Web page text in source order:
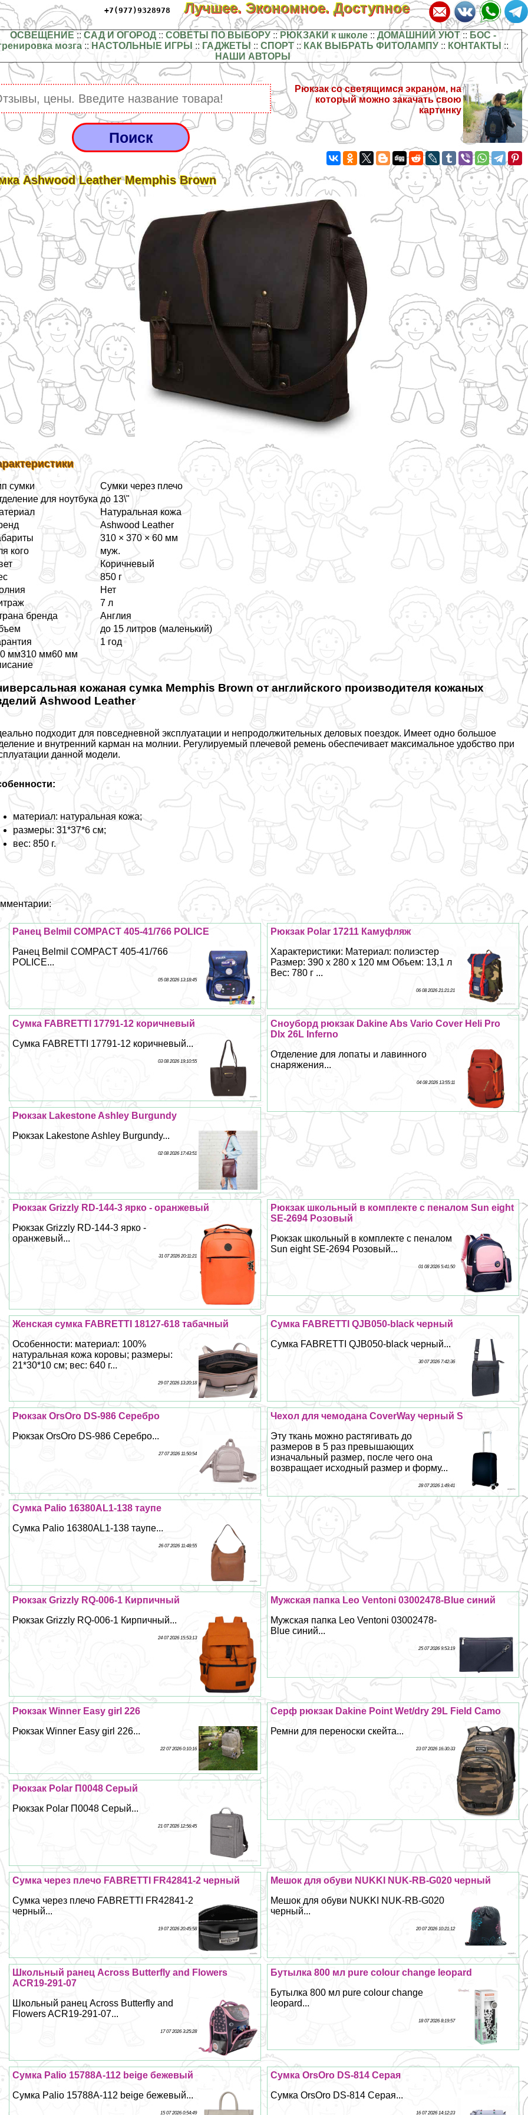
+7(977)9328978 Лучшее. Экономное. Доступное
ОСВЕЩЕНИЕ :: САД И ОГОРОД:: СОВЕТЫ ПО ВЫБОРУ:: РЮКЗАКИ к школе:: ДОМАШНИЙ УЮТ:: БОС -
мозга :: НАСТОЛЬНЫЕ ИГРЫ :: ГАДЖЕТЫ ::СПОРТ :: КАК ВЫБРАТЬ ФИТОЛАМПУ :: КОНТАКТЫ ::
НАШИ АВТОРЫ
Рюкзак со светящимся экраном, на
который можно закачать свою
картинку
Ashwood Leather Memphis Brown
сумки
Сумки через плечо
для ноутбука до 13\"
Натуральная кожа
Ashwood Leather
310 × 370 × 60 мм
кого
муж.
Коричневый
850 г
Нет
7 л
бренда
Англия
до 15 литров (маленький)
1 год
мм310 мм60 мм
кожаная сумка Memphis Brown от английского производителя кожаных
Ashwood Leather
подходит для повседневной эксплуатации и непродолжительных деловых поездок. Имеет одно большое
и внутренний карман на молнии. Регулируемый плечевой ремень обеспечивает максимальное удобство при
данной модели.
материал: натуральная кожа;
размеры: 31*37*6 см;
вес: 850 г.
Рюкзак Polar 17211 Камуфляж
Хаpaктеристики: Материал: полиэстер
Размер: 390 х 280 х 120 мм Объем: 13,1 л
Вес: 780 г ...
06 08 2026 21:21:21
Ранец Belmil COMPACT 405-41/766 POLICE
Ранец Belmil COMPACT 405-41/766
POLICE...
05 08 2026 13:18:45
Сноуборд рюкзак Dakine Abs Vario Cover Heli Pro
Dlx 26L Inferno
Отделение для лопаты и лавинного
снаряжения...
04 08 2026 13:55:11
Сумка FABRETTI 17791-12 коричневый
Сумка FABRETTI 17791-12 коричневый...
03 08 2026 19:10:55
Рюкзак Lakestone Ashley Burgundy
Рюкзак Lakestone Ashley Burgundy...
02 08 2026 17:43:51
Рюкзак школьный в комплекте с пеналом Sun eight
SE-2694 Розовый
Рюкзак школьный в комплекте с пеналом
Sun eight SE-2694 Розовый...
01 08 2026 5:41:50
Рюкзак Grizzly RD-144-3 ярко - оранжевый
Рюкзак Grizzly RD-144-3 ярко -
оранжевый...
31 07 2026 20:11:21
Сумка FABRETTI QJB050-black черный
Сумка FABRETTI QJB050-black черный...
30 07 2026 7:42:36
Женская сумка FABRETTI 18127-618 табачный
Особенности: материал: 100%
натуральная кожа коровы; размеры:
21*30*10 см; вес: 640 г...
29 07 2026 13:20:18
Чехол для чемодана CoverWay черный S
Эту ткань можно растягивать до
размеров в 5 раз превышающих
изначальный размер, после чего она
возвращает исходный размер и форму...
28 07 2026 1:49:41
Рюкзак OrsOro DS-986 Серебро
Рюкзак OrsOro DS-986 Серебро...
27 07 2026 11:50:54
Сумка Palio 16380AL1-138 таупе
Сумка Palio 16380AL1-138 таупе...
26 07 2026 11:48:55
Мужская папка Leo Ventoni 03002478-Blue синий
Мужская папка Leo Ventoni 03002478-
Blue синий...
25 07 2026 9:53:19
Рюкзак Grizzly RQ-006-1 Кирпичный
Рюкзак Grizzly RQ-006-1 Кирпичный...
24 07 2026 15:53:13
Серф рюкзак Dakine Point Wet/dry 29L Field Camo
Ремни для переноски скейта...
23 07 2026 16:30:33
Рюкзак Winner Easy girl 226
Рюкзак Winner Easy girl 226...
22 07 2026 0:10:16
Рюкзак Polar П0048 Серый
Рюкзак Polar П0048 Серый...
21 07 2026 12:56:45
Мешок для обуви NUKKI NUK-RB-G020 черный
Мешок для обуви NUKKI NUK-RB-G020
черный...
20 07 2026 10:21:12
Сумка через плечо FABRETTI FR42841-2 черный
Сумка через плечо FABRETTI FR42841-2
черный...
19 07 2026 20:45:58
Бутылка 800 мл pure colour change leopard
Бутылка 800 мл pure colour change
leopard...
18 07 2026 8:19:57
Школьный ранец Across Butterfly and Flowers
ACR19-291-07
Школьный ранец Across Butterfly and
Flowers ACR19-291-07...
17 07 2026 3:25:28
Сумка OrsOro DS-814 Серая
Сумка OrsOro DS-814 Серая...
16 07 2026 14:12:23
Сумка Palio 15788A-112 beige бежевый
Сумка Palio 15788A-112 beige бежевый...
15 07 2026 0:54:49